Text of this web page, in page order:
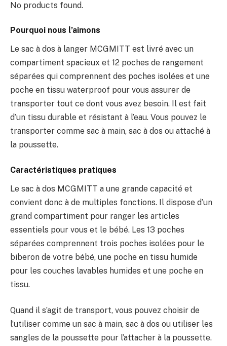
No products found.
Pourquoi nous l’aimons
Le sac à dos à langer MCGMITT est livré avec un
compartiment spacieux et 12 poches de rangement
séparées qui comprennent des poches isolées et une
poche en tissu waterproof pour vous assurer de
transporter tout ce dont vous avez besoin. Il est fait
d’un tissu durable et résistant à l’eau. Vous pouvez le
transporter comme sac à main, sac à dos ou attaché à
la poussette.
Caractéristiques pratiques
Le sac à dos MCGMITT a une grande capacité et
convient donc à de multiples fonctions. Il dispose d’un
grand compartiment pour ranger les articles
essentiels pour vous et le bébé. Les 13 poches
séparées comprennent trois poches isolées pour le
biberon de votre bébé, une poche en tissu humide
pour les couches lavables humides et une poche en
tissu.
Quand il s’agit de transport, vous pouvez choisir de
l’utiliser comme un sac à main, sac à dos ou utiliser les
sangles de la poussette pour l’attacher à la poussette.